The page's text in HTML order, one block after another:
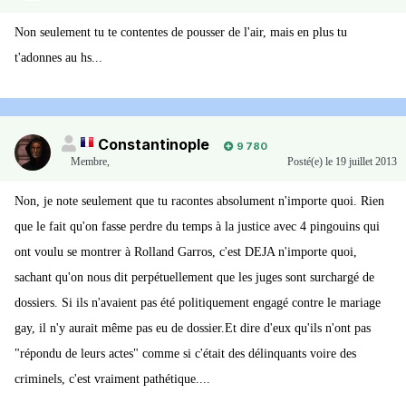
Non seulement tu te contentes de pousser de l'air, mais en plus tu
t'adonnes au hs...
Constantinople
9 780
Membre, Posté(e) le 19 juillet 2013
Non, je note seulement que tu racontes absolument n'importe quoi. Rien
que le fait qu'on fasse perdre du temps à la justice avec 4 pingouins qui
ont voulu se montrer à Rolland Garros, c'est DEJA n'importe quoi,
sachant qu'on nous dit perpétuellement que les juges sont surchargé de
dossiers. Si ils n'avaient pas été politiquement engagé contre le mariage
gay, il n'y aurait même pas eu de dossier.Et dire d'eux qu'ils n'ont pas
"répondu de leurs actes" comme si c'était des délinquants voire des
criminels, c'est vraiment pathétique....